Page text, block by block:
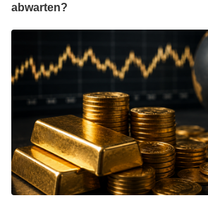
abwarten?